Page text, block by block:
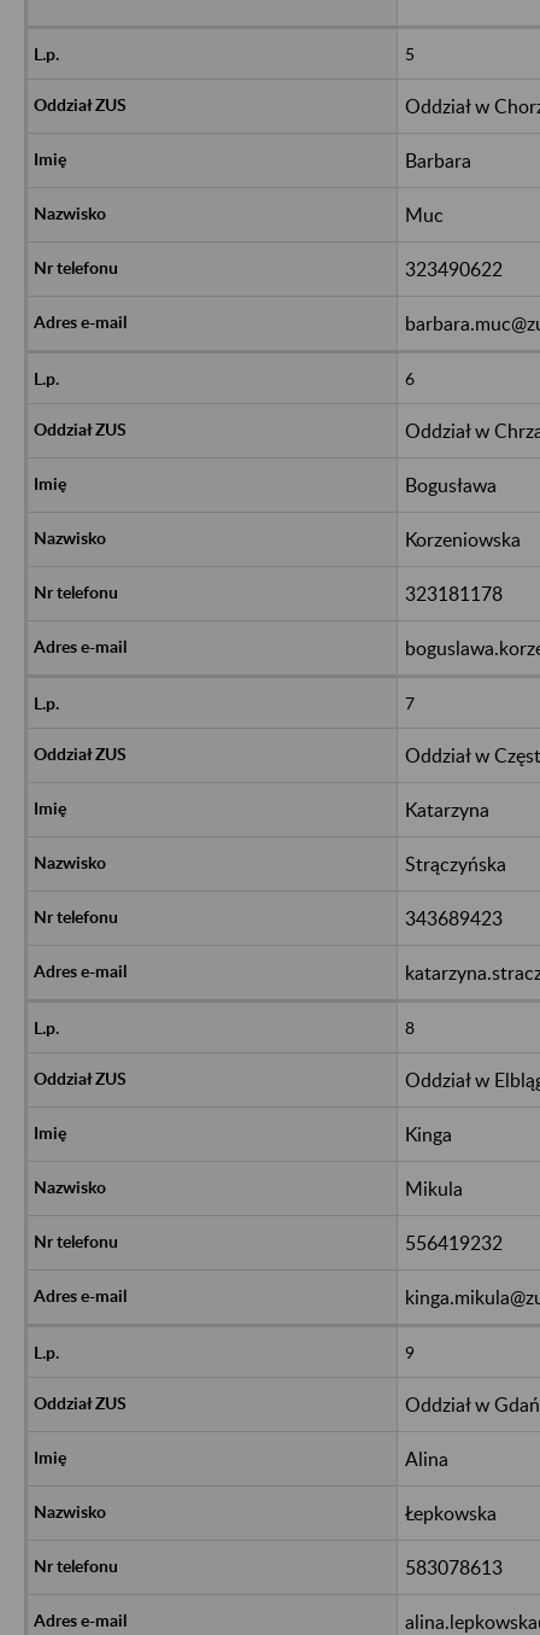
5
Oddział w
Barbara
Muc
323490622
6
Oddział w
Bogusława
Korzeniowska
323181178
7
Oddział w
Katarzyna
Strączyńska
343689423
8
Oddział w
Kinga
Mikula
556419232
9
Oddział w
Alina
Łepkowska
583078613